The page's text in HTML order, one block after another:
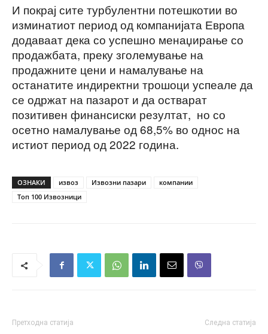
И покрај сите турбулентни потешкотии во
изминатиот период од компанијата Европа
додаваат дека со успешно менаџирање со
продажбата, преку зголемување на
продажните цени и намалување на
останатите индиректни трошоци успеале да
се одржат на пазарот и да остварат
позитивен финансиски резултат, но со
осeтно намалување од 68,5% во однос на
истиот период од 2022 година.
ОЗНАКИ извоз Извозни пазари
компании
Топ 100 Извозници
Претходна статија Следна статија